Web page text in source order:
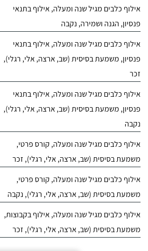
אילוף כלבים מגיל שנה ומעלה, אילוף בתנאי
פנסיון, הגנה ושמירה, נקבה
אילוף כלבים מגיל שנה ומעלה, אילוף בתנאי
פנסיון, משמעת בסיסית (שב, ארצה, אלי, רגלי),
זכר
אילוף כלבים מגיל שנה ומעלה, אילוף בתנאי
פנסיון, משמעת בסיסית (שב, ארצה, אלי, רגלי),
נקבה
אילוף כלבים מגיל שנה ומעלה, קורס פרטי,
משמעת בסיסית (שב, ארצה, אלי, רגלי), זכר
אילוף כלבים מגיל שנה ומעלה, קורס פרטי,
משמעת בסיסית (שב, ארצה, אלי, רגלי), נקבה
אילוף כלבים מגיל שנה ומעלה, אילוף בקבוצות,
משמעת בסיסית (שב, ארצה, אלי, רגלי), זכר